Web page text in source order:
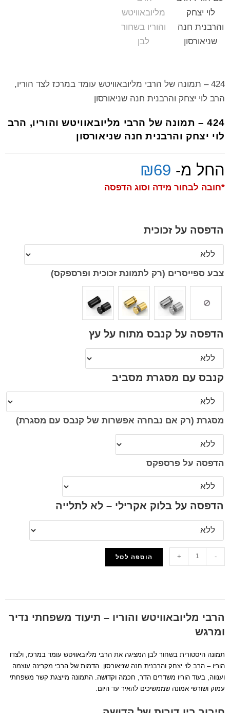
424 – תמונה של הרבי מליובאוויטש עומד במרכז לצד הוריו,
הרב לוי יצחק והרבנית חנה שניאורסון
424 – תמונה של הרבי מליובאוויטש והוריו, הרב
לוי יצחק והרבנית חנה שניאורסון
החל מ- ₪69
*חובה לבחור מידה וסוג הדפסה
הדפסה על זכוכית
צבע ספייסרים (רק לתמונת זכוכית ופרספקס)
הדפסה על קנבס מתוח על עץ
קנבס עם מסגרת מסביב
מסגרת (רק אם נבחרה אפשרות של קנבס עם מסגרת)
הדפסה על פרספקס
הדפסה על בלוק אקרילי – לא לתלייה
-
+ הוספה לסל
הרבי מליובאוויטש והוריו – תיעוד משפחתי נדיר
ומרגש
תמונה היסטורית בשחור לבן המציגה את הרבי מליובאוויטש עומד במרכז, ולצדו
הוריו – הרב לוי יצחק והרבנית חנה שניאורסון. הדמות של הרבי מקרינה עוצמה
וענווה, בעוד הוריו משדרים הדר, חכמה וקדושה. התמונה מייצגת קשר משפחתי
עמוק ושורשי אמונה שממשיכים להאיר עד היום.